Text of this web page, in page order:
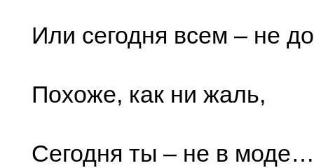
Или сегодня всем – не
Похоже, как ни жаль,
Сегодня ты – не в моде…